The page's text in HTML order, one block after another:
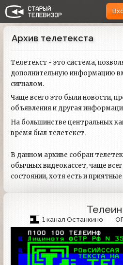
Архив телетекста
Телетекст - это система,
дополнительную информацию
сигналом.
Чаще всего это были новости,
объявления и другая
На большинстве центральных
время был телетекст.
В данном архиве собран
обычных видеокассет, чаще
состоянии, хотя есть и
1 канал Останкино